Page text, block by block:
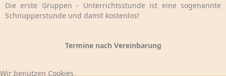
Die erste Gruppen - Unterrichtsstunde ist eine sogenannte
Schnupperstunde und damit kostenlos!
Termine nach Vereinbarung
Wir benutzen Cookies